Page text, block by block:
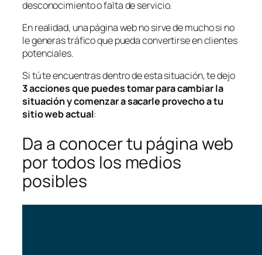
desconocimiento o falta de servicio.
En realidad, una página web no sirve de mucho si no
le generas tráfico que pueda convertirse en clientes
potenciales.
Si tú te encuentras dentro de esta situación, te dejo
3 acciones que puedes tomar para cambiar la
situación y comenzar a sacarle provecho a tu
sitio web actual:
Da a conocer tu página web
por todos los medios
posibles